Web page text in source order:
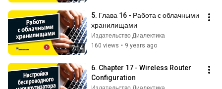
7:14
5. Глава 16 - Работа с облачными
хранилищами
Издательство Диалектика
160 views • 9 years ago
6. Chapter 17 - Wireless Router
Configuration